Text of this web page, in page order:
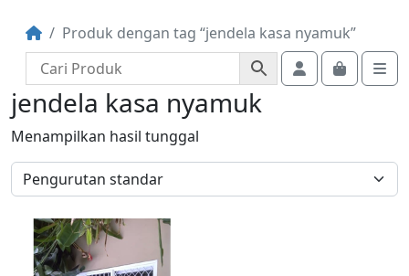
Produk dengan tag “jendela kasa nyamuk”
AccountCart
jendela kasa nyamuk
Menampilkan hasil tunggal